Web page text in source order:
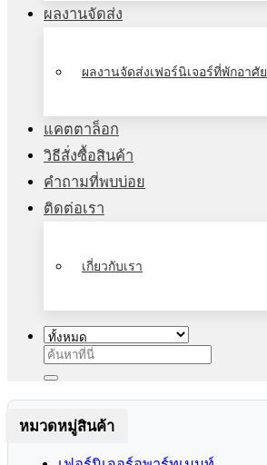
ผลงานจัดส่ง
ผลงานจัดส่งเฟอร์นิเจอร์ที่พักอาศัย
แคตตาล็อก
วิธีสั่งซื้อสินค้า
คำถามที่พบบ่อย
ติดต่อเรา
เกี่ยวกับเรา
ค้นหา:
หมวดหมู่สินค้า